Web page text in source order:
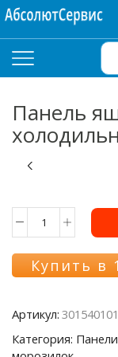
Панель
Количество
Панель
ящика
Атлант/
Купить в
Артикул:
Категория: